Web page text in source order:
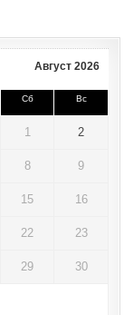
Август 2026
Сб Вс
1 2
8 9
15 16
22 23
29 30